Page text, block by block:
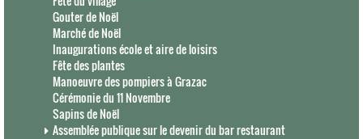
Gouter de Noël
Marché de Noël
Inaugurations école et aire de loisirs
Fête des plantes
Manoeuvre des pompiers à Grazac
Cérémonie du 11 Novembre
Sapins de Noël
Assemblée publique sur le devenir du bar restaurant